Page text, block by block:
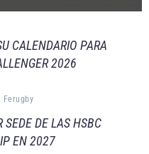
CALENDARIO PARA
2026
Ferugby
SEDE DE LAS HSBC
EN 2027